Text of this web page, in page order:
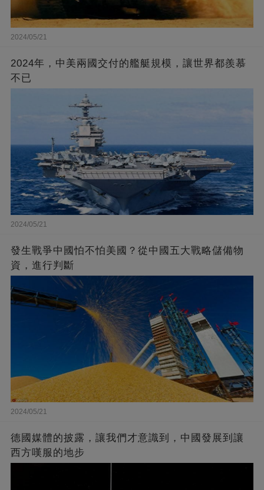
2024/05/21
2024年，中美兩國交付的艦艇規模，讓世界都羨慕
不已
2024/05/21
發生戰爭中國怕不怕美國？從中國五大戰略儲備物
資，進行判斷
2024/05/21
德國媒體的披露，讓我們才意識到，中國發展到讓
西方嘆服的地步